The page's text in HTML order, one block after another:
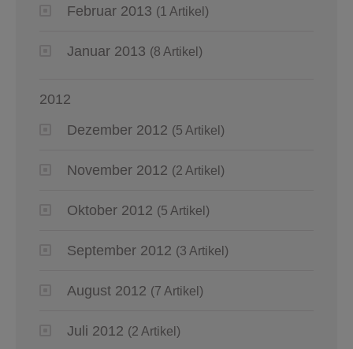
Februar 2013 (1 Artikel)
Januar 2013 (8 Artikel)
2012
Dezember 2012 (5 Artikel)
November 2012 (2 Artikel)
Oktober 2012 (5 Artikel)
September 2012 (3 Artikel)
August 2012 (7 Artikel)
Juli 2012 (2 Artikel)